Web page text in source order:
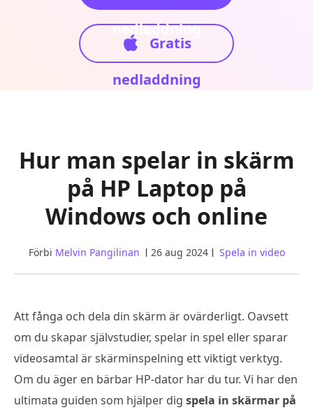
nedladdning
Gratis
nedladdning
Hur man spelar in skärm
på HP Laptop på
Windows och online
Förbi Melvin Pangilinan 26 aug 2024 Spela in video
Att fånga och dela din skärm är ovärderligt. Oavsett
om du skapar självstudier, spelar in spel eller sparar
videosamtal är skärminspelning ett viktigt verktyg.
Om du äger en bärbar HP-dator har du tur. Vi har den
ultimata guiden som hjälper dig spela in skärmar på